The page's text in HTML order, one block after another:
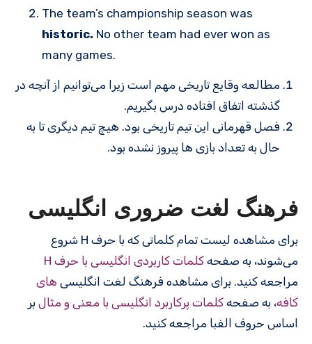
The team’s championship season was
historic. No other team had ever won as
many games.
مطالعه وقایع تاریخی مهم است زیرا می‌توانیم از آنچه در
گذشته اتفاق افتاده درس بگیریم.
فصل قهرمانی این تیم تاریخی بود. هیچ تیم دیگری تا به
حال به تعداد بازی ها پیروز نشده بود.
فرهنگ لغت ضروری انگلیسی
برای مشاهده لیست تمام کلماتی که با حرف H شروع
می‌شوند، به صفحه کلمات کاربردی انگلیسی با حرف H
مراجعه کنید. برای مشاهده فرهنگ لغت انگلیسی های
کافه، به صفحه کلمات پرکاربرد انگلیسی با معنی و مثال بر
اساس حروف الفبا مراجعه کنید.